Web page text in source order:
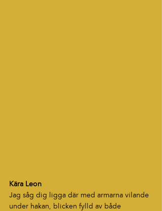
Kära Leon
Jag såg dig ligga där med armarna vilande
under hakan, blicken fylld av både